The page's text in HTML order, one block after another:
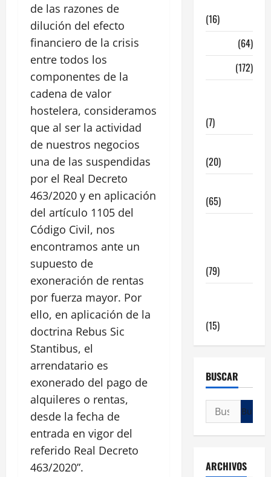
de las razones de
dilución del efecto
financiero de la crisis
entre todos los
componentes de la
cadena de valor
hostelera, consideramos
que al ser la actividad
de nuestros negocios
una de las suspendidas
por el Real Decreto
463/2020 y en aplicación
del artículo 1105 del
Código Civil, nos
encontramos ante un
supuesto de
exoneración de rentas
por fuerza mayor. Por
ello, en aplicación de la
doctrina Rebus Sic
Stantibus, el
arrendatario es
exonerado del pago de
alquileres o rentas,
desde la fecha de
entrada en vigor del
referido Real Decreto
463/2020”.
(16)
(64)
(172)
(7)
(20)
(65)
(79)
(15)
BUSCAR
ARCHIVOS